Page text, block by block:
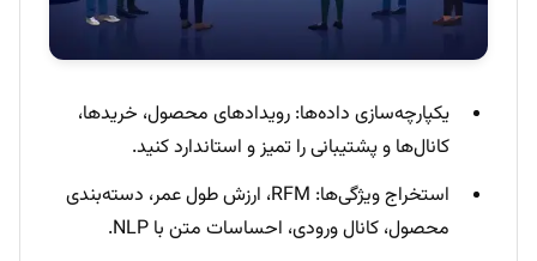
یکپارچه‌سازی داده‌ها: رویدادهای محصول، خریدها،
کانال‌ها و پشتیبانی را تمیز و استاندارد کنید.
استخراج ویژگی‌ها: RFM، ارزش طول عمر، دسته‌بندی
محصول، کانال ورودی، احساسات متن با NLP.